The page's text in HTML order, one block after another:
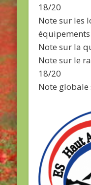
18/20
Note sur les
Note sur la
Note sur le
18/20
Note globale